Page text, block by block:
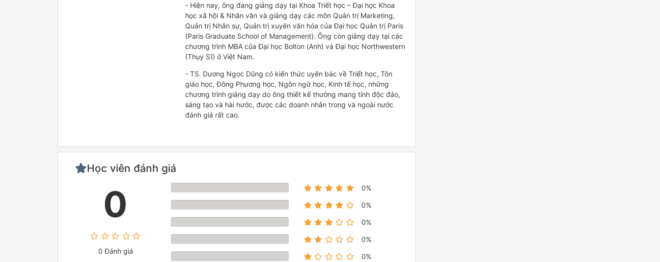
- Hiện nay, ông đang giảng dạy tại Khoa Triết học – Đại học Khoa
học xã hội & Nhân văn và giảng dạy các môn Quản trị Marketing,
Quản trị Nhân sự, Quản trị xuyên văn hóa của Đại học Quản trị Paris
(Paris Graduate School of Management). Ông còn giảng dạy tại các
chương trình MBA của Đại học Bolton (Anh) và Đại học Northwestern
(Thụy Sĩ) ở Việt Nam.
- TS. Dương Ngọc Dũng có kiến thức uyên bác về Triết học, Tôn
giáo học, Đông Phương học, Ngôn ngữ học, Kinh tế học, những
chương trình giảng dạy do ông thiết kế thường mang tính độc đáo,
sáng tạo và hài hước, được các doanh nhân trong và ngoài nước
đánh giá rất cao.
Học viên đánh giá
0
0 Đánh giá
0%
0%
0%
0%
0%